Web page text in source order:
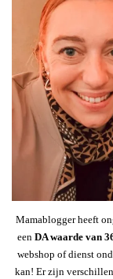
Mamablogger heeft
een DA waarde van
webshop of dienst
kan! Er zijn